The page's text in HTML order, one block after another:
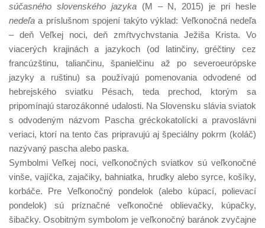
súčasného slovenského jazyka(M – N, 2015) je pri hesle
nedeľa a príslušnom spojení takýto výklad: Veľkonočná nedeľa
– deň Veľkej noci, deň zmŕtvychvstania Ježiša Krista. Vo
viacerých krajinách a jazykoch (od latinčiny, gréčtiny cez
francúzštinu, taliančinu, španielčinu až po severoeurópske
jazyky a ruštinu) sa používajú pomenovania odvodené od
hebrejského sviatku Pésach, teda prechod, ktorým sa
pripomínajú starozákonné udalosti. Na Slovensku slávia sviatok
s odvodeným názvom Pascha gréckokatolícki a pravoslávni
veriaci, ktorí na tento čas pripravujú aj špeciálny pokrm (koláč)
nazývaný pascha alebo paska.
Symbolmi Veľkej noci, veľkonočných sviatkov sú veľkonočné
vinše, vajíčka, zajačiky, bahniatka, hrudky alebo syrce, košíky,
korbáče. Pre Veľkonočný pondelok (alebo kúpací, polievací
pondelok) sú príznačné veľkonočné oblievačky, kúpačky,
šibačky. Osobitným symbolom je veľkonočný baránok zvyčajne